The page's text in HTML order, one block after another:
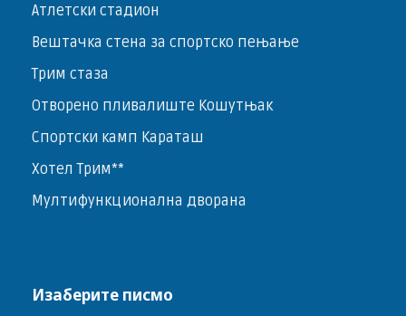
Атлетски стадион
Вештачка стена за спортско пењање
Трим стаза
Отворено пливалиште Кошутњак
Спортски камп Караташ
Хотел Трим**
Мултифункционална дворана
Изаберите писмо